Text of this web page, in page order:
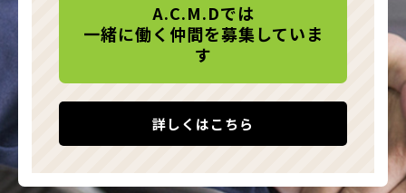
A.C.M.Dでは
一緒に働く仲間を募集していま
す
詳しくはこちら